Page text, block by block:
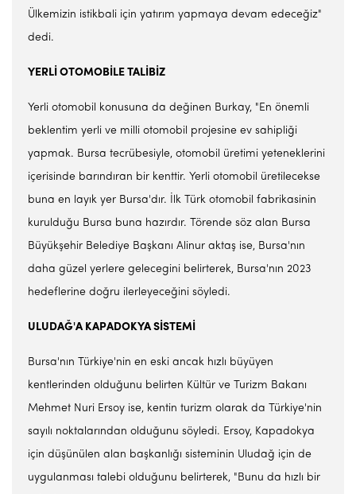
Ülkemizin istikbali için yatırım yapmaya devam edeceğiz"
dedi.
YERLİ OTOMOBİLE TALİBİZ
Yerli otomobil konusuna da değinen Burkay, "En önemli
beklentim yerli ve milli otomobil projesine ev sahipliği
yapmak. Bursa tecrübesiyle, otomobil üretimi yeteneklerini
içerisinde barındıran bir kenttir. Yerli otomobil üretilecekse
buna en layık yer Bursa'dır. İlk Türk otomobil fabrikasinin
kurulduğu Bursa buna hazırdır. Törende söz alan Bursa
Büyükşehir Belediye Başkanı Alinur aktaş ise, Bursa'nın
daha güzel yerlere gelecegini belirterek, Bursa'nın 2023
hedeflerine doğru ilerleyeceğini söyledi.
ULUDAĞ'A KAPADOKYA SİSTEMİ
Bursa'nın Türkiye'nin en eski ancak hızlı büyüyen
kentlerinden olduğunu belirten Kültür ve Turizm Bakanı
Mehmet Nuri Ersoy ise, kentin turizm olarak da Türkiye'nin
sayılı noktalarından olduğunu söyledi. Ersoy, Kapadokya
için düşünülen alan başkanlığı sisteminin Uludağ için de
uygulanması talebi olduğunu belirterek, "Bunu da hızlı bir